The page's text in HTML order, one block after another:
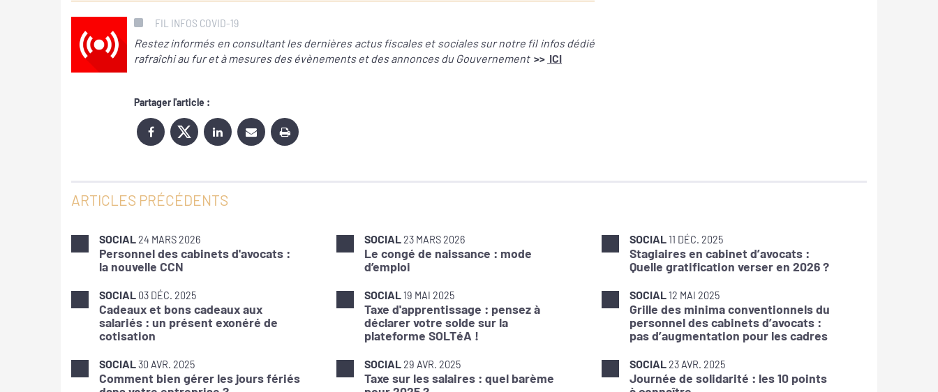
FIL INFOS COVID-19
Restez informés en consultant les dernières actus fiscales et sociales sur notre fil infos dédié
rafraîchi au fur et à mesures des évènements et des annonces du Gouvernement>> ICI
Partager l'article :
ARTICLES PRÉCÉDENTS
SOCIAL24 MARS 2026
Personnel des cabinets d'avocats :
la nouvelle CCN
SOCIAL23 MARS 2026
Le congé de naissance : mode
d’emploi
SOCIAL11 DÉC. 2025
Stagiaires en cabinet d’avocats :
Quelle gratification verser en 2026 ?
SOCIAL 03 DÉC. 2025
Cadeaux et bons cadeaux aux
salariés : un présent exonéré de
cotisation
SOCIAL19 MAI 2025
Taxe d'apprentissage : pensez à
déclarer votre solde sur la
plateforme SOLTéA !
SOCIAL12 MAI 2025
Grille des minima conventionnels du
personnel des cabinets d’avocats :
pas d’augmentation pour les cadres
SOCIAL30 AVR. 2025
Comment bien gérer les jours fériés
SOCIAL29 AVR. 2025
Taxe sur les salaires : quel barème
SOCIAL23 AVR. 2025
Journée de solidarité : les 10 points